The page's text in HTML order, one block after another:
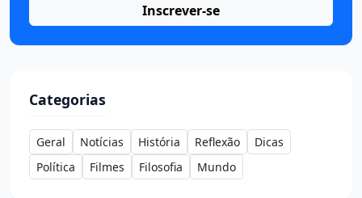
Inscrever-se
Categorias
Geral Notícias História Reflexão
Dicas
Política
Filmes Filosofia Mundo